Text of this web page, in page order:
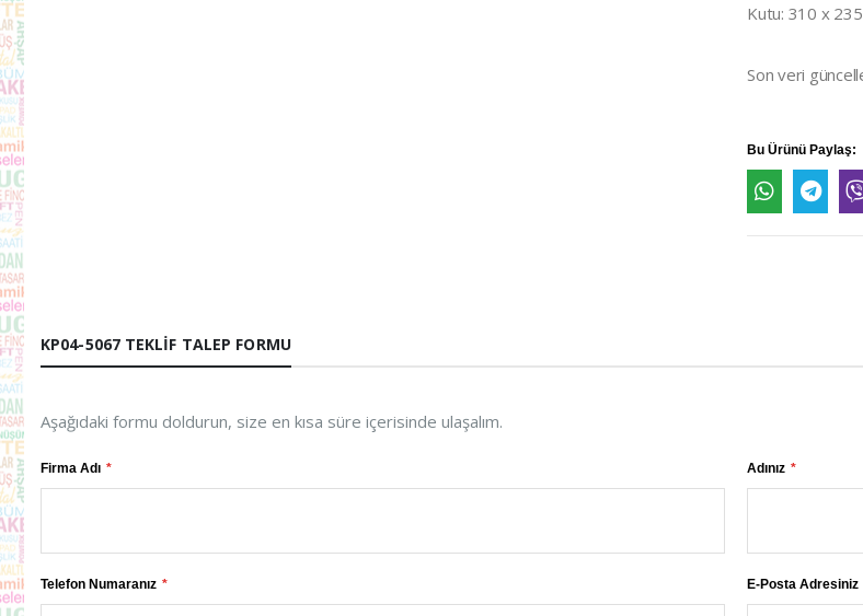
Kutu: 310 x
Son veri
Bu Ürünü Paylaş:
KP04-5067 TEKLIF TALEP FORMU
Aşağıdaki formu doldurun, size en kısa süre içerisinde ulaşalım.
Firma Adı Adınız
Telefon Numaranız E-Posta Adresiniz